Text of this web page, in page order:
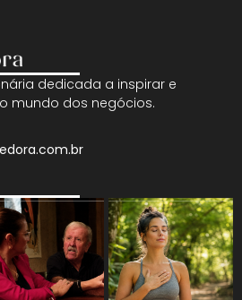
dedicada a inspirar e
mundo dos negócios.